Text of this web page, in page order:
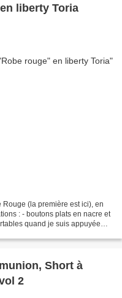
liberty Toria
(la première est ici), en
: - boutons plats en nacre et
quand je suis appuyée
Short à
2